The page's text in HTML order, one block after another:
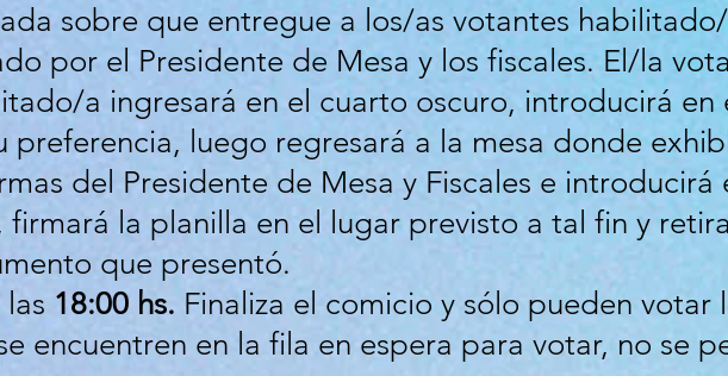
sobre que entregue a los/as votantes
por el Presidente de Mesa y los fiscales. El/la
a ingresará en el cuarto oscuro, introducirá en
preferencia, luego regresará a la mesa donde
del Presidente de Mesa y Fiscales e introducirá
firmará la planilla en el lugar previsto a tal fin y
que presentó.
18:00 hs. Finaliza el comicio y sólo pueden votar
encuentren en la fila en espera para votar, no se